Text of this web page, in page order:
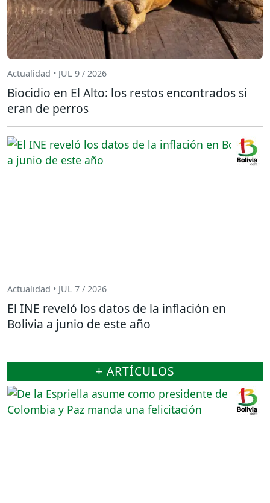
Actualidad • JUL 9 / 2026
Biocidio en El Alto: los restos encontrados si
eran de perros
Actualidad • JUL 7 / 2026
El INE reveló los datos de la inflación en
Bolivia a junio de este año
+ ARTÍCULOS